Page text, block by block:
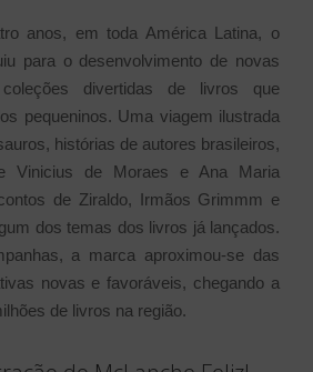
anos, em toda América Latina, o
para o desenvolvimento de novas
divertidas de livros que
pequeninos. Uma viagem ilustrada
histórias de autores brasileiros,
Vinicius de Moraes e Ana Maria
de Ziraldo, Irmãos Grimmm e
dos temas dos livros já lançados.
a marca aproximou-se das
novas e favoráveis, chegando a
de livros na região.